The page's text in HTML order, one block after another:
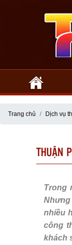
Trang chủ Dịch vụ
THUẬN
Trong
nhiều
công
khách